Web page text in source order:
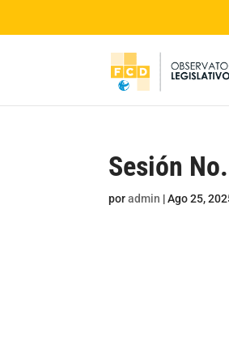
Sesión
poradmin |Ago 25,